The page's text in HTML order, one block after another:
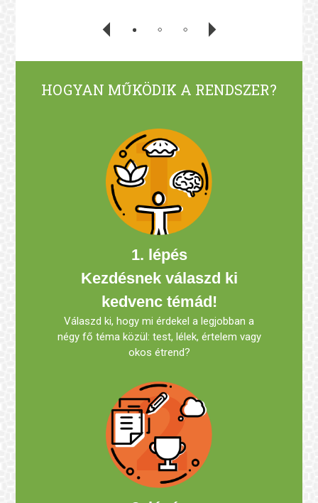
HOGYAN MŰKÖDIK A RENDSZER?
1. lépés
Kezdésnek válaszd ki
kedvenc témád!
Válaszd ki, hogy mi érdekel a legjobban a
négy fő téma közül: test, lélek, értelem vagy
okos étrend?